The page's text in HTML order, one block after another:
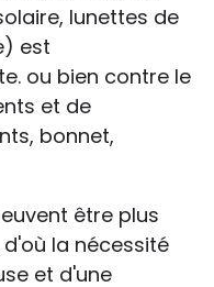
lunettes de
est
ou bien contre le
et de
bonnet,
être plus
la nécessité
et d'une